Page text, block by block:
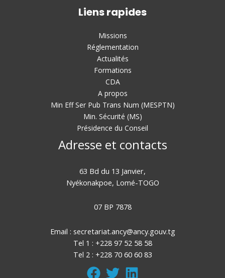
Liens rapides
Missions
Réglementation
Actualités
Formations
CDA
A propos
Min Eff Ser Pub Trans Num (MESPTN)
Min. Sécurité (MS)
Présidence du Conseil
Adresse et contacts
63 Bd du 13 Janvier,
Nyékonakpoe, Lomé-TOGO
07 BP 7878
Email : secretariat.ancy@ancy.gouv.tg
Tel 1 : +228 97 52 58 58
Tel 2 : +228 70 60 60 83